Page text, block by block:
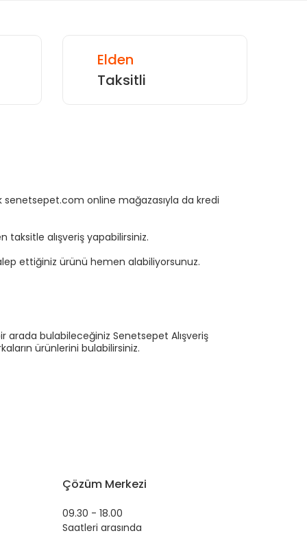
Elden
Taksitli
senetsepet.com online mağazasıyla da kredi
taksitle alışveriş yapabilirsiniz.
ettiğiniz ürünü hemen alabiliyorsunuz.
bulabileceğiniz Senetsepet Alışveriş
ürünlerini bulabilirsiniz.
Çözüm Merkezi
09.30 - 18.00
Saatleri arasında